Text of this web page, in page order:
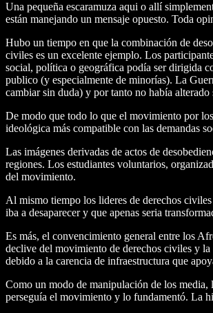
Una pequeña escaramuza aqui o allí
están manejando un mensaje opuesto. Toda
Hubo un tiempo en que la combinación de
civiles es un excelente ejemplo. Los
social, política o geográfica podía ser dirigida
publico (y especialmente de minorías). La
cambiar sin duda) y por tanto no había
De modo que todo lo que el movimiento por
ideológica más compatible con las demandas
Las imágenes derivadas de actos de
regiones. Los estudiantes voluntarios,
del movimiento.
Al mismo tiempo los lideres de derechos
iba a desaparecer y que apenas seria
Es más, el convencimiento general entre los
declive del movimiento de derechos civiles y
debido a la carencia de infraestructura que
Como un modo de manipulación de los
perseguía el movimiento y lo fundamentó. La